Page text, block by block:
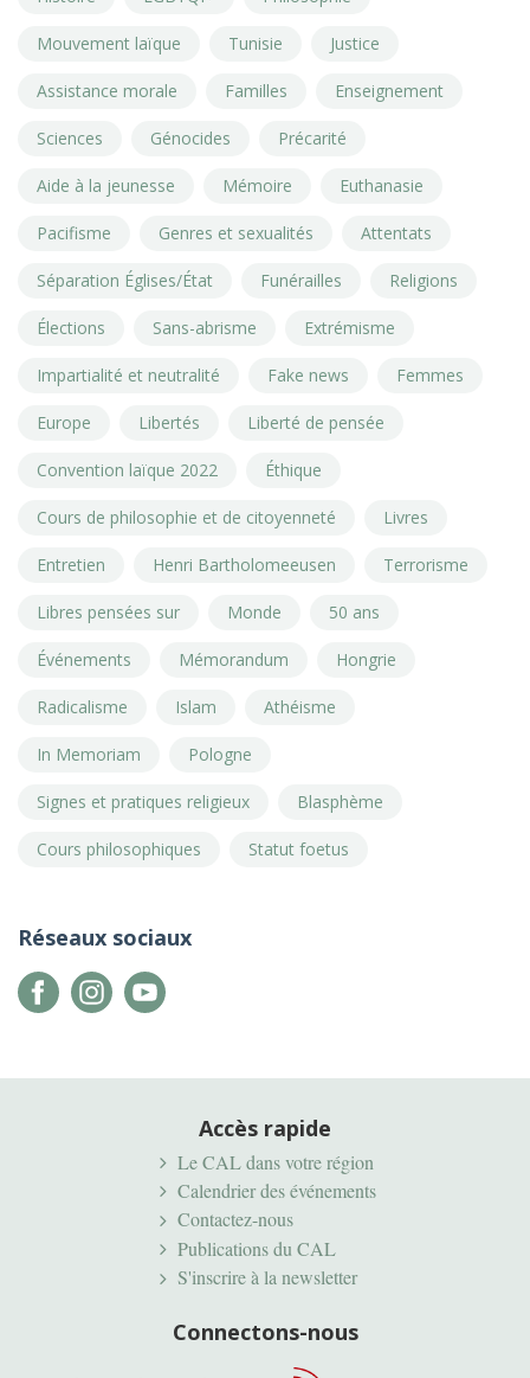
Mouvement laïque Tunisie Justice
Assistance morale Familles Enseignement
Sciences Génocides Précarité
Aide à la jeunesse Mémoire Euthanasie
Pacifisme Genres et sexualités Attentats
Séparation Églises/État Funérailles Religions
Élections Sans-abrisme Extrémisme
Impartialité et neutralité Fake news Femmes
Europe Libertés Liberté de pensée
Convention laïque 2022 Éthique
Cours de philosophie et de citoyenneté Livres
Entretien Henri Bartholomeeusen Terrorisme
Libres pensées sur Monde 50 ans
Événements Mémorandum Hongrie
Radicalisme Islam Athéisme
In Memoriam Pologne
Signes et pratiques religieux Blasphème
Cours philosophiques Statut foetus
Réseaux sociaux
Accès rapide
Le CAL dans votre région
Calendrier des événements
Contactez-nous
Publications du CAL
S'inscrire à la newsletter
Connectons-nous